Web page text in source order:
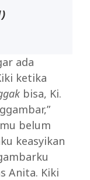
ada
ketika
bisa, Ki.
belum
keasyikan
Anita. Kiki